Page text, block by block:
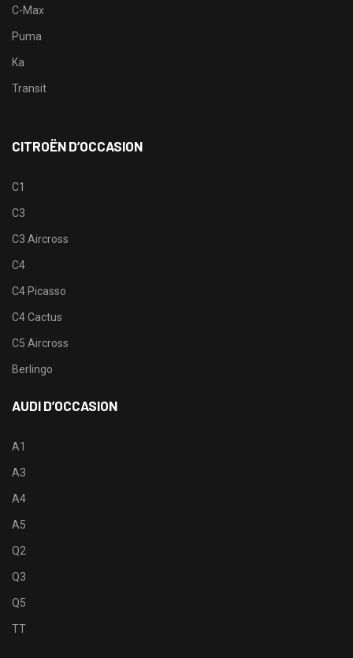
C-Max
Puma
Ka
Transit
CITROËN D’OCCASION
C1
C3
C3 Aircross
C4
C4 Picasso
C4 Cactus
C5 Aircross
Berlingo
AUDI D’OCCASION
A1
A3
A4
A5
Q2
Q3
Q5
TT